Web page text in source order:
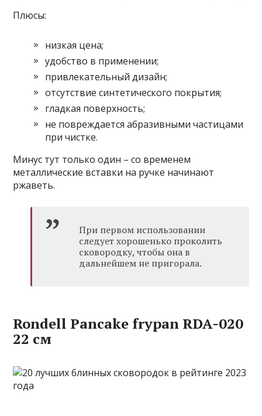
Плюсы:
низкая цена;
удобство в применении;
привлекательный дизайн;
отсутствие синтетического покрытия;
гладкая поверхность;
не повреждается абразивными частицами
при чистке.
Минус тут только один – со временем
металлические вставки на ручке начинают
ржаветь.
При первом использовании
следует хорошенько проколить
сковородку, чтобы она в
дальнейшем не пригорала.
Rondell Pancake frypan RDA-020
22 см